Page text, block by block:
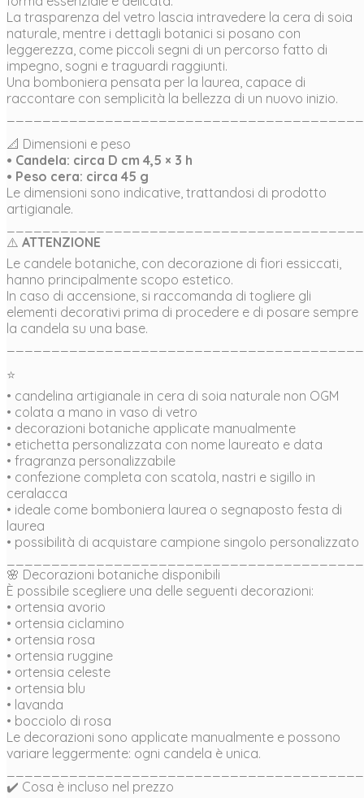
La trasparenza del vetro lascia intravedere la cera di soia
naturale, mentre i dettagli botanici si posano con
leggerezza, come piccoli segni di un percorso fatto di
impegno, sogni e traguardi raggiunti.
Una bomboniera pensata per la laurea, capace di
raccontare con semplicità la bellezza di un nuovo inizio.
📐 Dimensioni e peso
• Candela: circa D cm 4,5 × 3 h
• Peso cera: circa 45 g
Le dimensioni sono indicative, trattandosi di prodotto
artigianale.
⚠️ ATTENZIONE
Le candele botaniche, con decorazione di fiori essiccati,
hanno principalmente scopo estetico.
In caso di accensione, si raccomanda di togliere gli
elementi decorativi prima di procedere e di posare sempre
la candela su una base.
⭐
• candelina artigianale in cera di soia naturale non OGM
• colata a mano in vaso di vetro
• decorazioni botaniche applicate manualmente
• etichetta personalizzata con nome laureato e data
• fragranza personalizzabile
• confezione completa con scatola, nastri e sigillo in
ceralacca
• ideale come bomboniera laurea o segnaposto festa di
laurea
• possibilità di acquistare campione singolo personalizzato
🌸 Decorazioni botaniche disponibili
È possibile scegliere una delle seguenti decorazioni:
• ortensia avorio
• ortensia ciclamino
• ortensia rosa
• ortensia ruggine
• ortensia celeste
• ortensia blu
• lavanda
• bocciolo di rosa
Le decorazioni sono applicate manualmente e possono
variare leggermente: ogni candela è unica.
✔️ Cosa è incluso nel prezzo